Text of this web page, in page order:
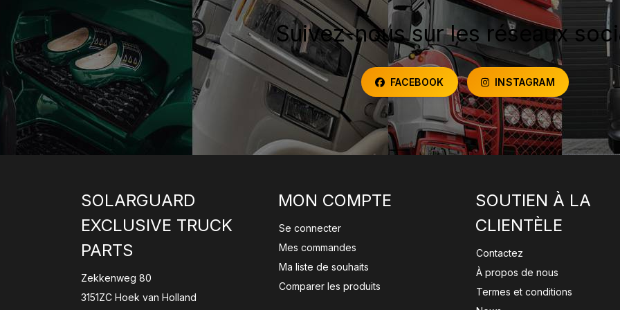
Suivez-nous sur les réseaux
FACEBOOK INSTAGRAM
SOLARGUARD
EXCLUSIVE TRUCK
PARTS
Zekkenweg 80
3151ZC Hoek van Holland
MON COMPTE
Se connecter
Mes commandes
Ma liste de souhaits
Comparer les produits
SOUTIEN À LA
CLIENTÈLE
Contactez
À propos de nous
Termes et conditions